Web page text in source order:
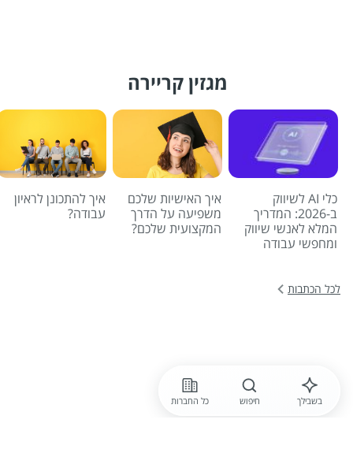
מגזין קריירה
כלי AI לשיווק
ב-2026: המדריך
המלא לאנשי שיווק
ומחפשי עבודה
איך האישיות שלכם
משפיעה על הדרך
המקצועית שלכם?
איך להתכונן לראיון
עבודה?
לכל הכתבות
בשבילך חיפוש כל החברות